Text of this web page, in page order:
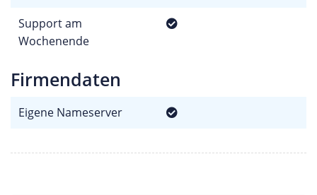
Support am
Wochenende
Firmendaten
Eigene Nameserver